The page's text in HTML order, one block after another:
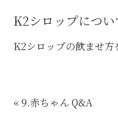
K2シロップにつ
K2シロップの飲ませ方
« 9.赤ちゃん Q&A